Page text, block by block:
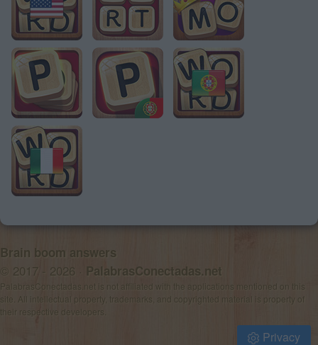
Brain boom answers
© 2017 - 2026 · PalabrasConectadas.net
PalabrasConectadas.net is not affiliated with the applications mentioned on this
site. All intellectual property, trademarks, and copyrighted material is property of
their respective developers.
Privacy